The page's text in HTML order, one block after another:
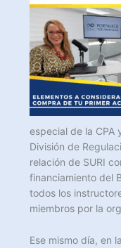
especial de la CPA
División de
relación de SURI
financiamiento del
todos los
miembros por la
Ese mismo día, en